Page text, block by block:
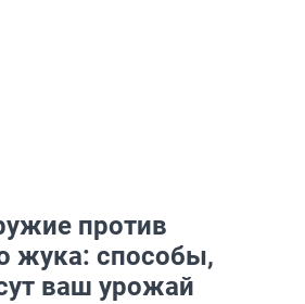
против
жука: способы,
ваш урожай